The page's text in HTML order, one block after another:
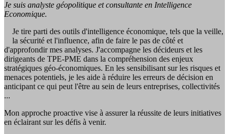
Je suis analyste géopolitique et consultante en Intelligence
Economique.
Je tire parti des outils d'intelligence économique, tels que la veille,
la sécurité et l'influence, afin de faire le pas de côté et
d'approfondir mes analyses. J'accompagne les décideurs et les
dirigeants de TPE-PME dans la compréhension des enjeux
stratégiques géo-économiques. En les sensibilisant sur les risques et
menaces potentiels, je les aide à réduire les erreurs de décision en
anticipant ce qui peut l'être au sein de leurs entreprises, collectivités
...
Mon approche proactive vise à assurer la réussite de leurs initiatives
en éclairant sur les défis à venir.